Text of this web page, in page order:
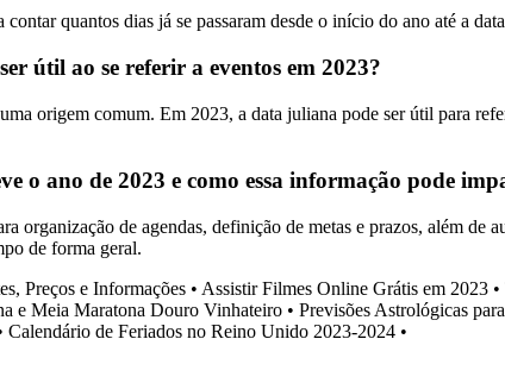
quantos dias já se passaram desde o início do ano até a
útil ao se referir a eventos em 2023?
origem comum. Em 2023, a data juliana pode ser útil para
o ano de 2023 e como essa informação pode
organização de agendas, definição de metas e prazos, além
de forma geral.
Preços e Informações • Assistir Filmes Online Grátis em 2023 •
e Meia Maratona Douro Vinhateiro • Previsões Astrológicas
Calendário de Feriados no Reino Unido 2023-2024 •